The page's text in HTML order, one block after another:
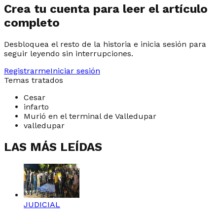
Crea tu cuenta para leer el artículo
completo
Desbloquea el resto de la historia e inicia sesión para
seguir leyendo sin interrupciones.
RegistrarmeIniciar sesión
Temas tratados
Cesar
infarto
Murió en el terminal de Valledupar
valledupar
LAS MÁS LEÍDAS
JUDICIAL